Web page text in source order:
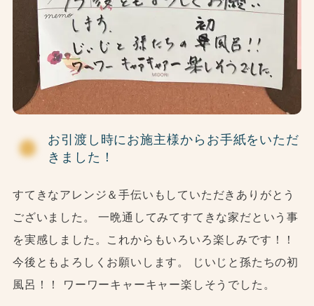
お引渡し時にお施主様からお手紙をいただ
きました！
すてきなアレンジ＆手伝いもしていただきありがとう
ございました。 一晩通してみてすてきな家だという事
を実感しました。これからもいろいろ楽しみです！！
今後ともよろしくお願いします。 じいじと孫たちの初
風呂！！ ワーワーキャーキャー楽しそうでした。